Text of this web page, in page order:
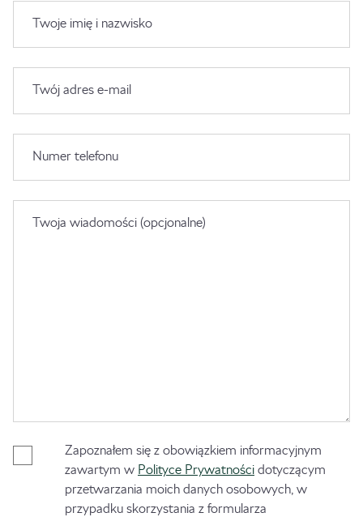
Twoje imię i nazwisko
Twój adres e-mail
Numer telefonu
Twoja wiadomości (opcjonalne)
Zapoznałem się z obowiązkiem informacyjnym
zawartym w Polityce Prywatności dotyczącym
przetwarzania moich danych osobowych, w
przypadku skorzystania z formularza